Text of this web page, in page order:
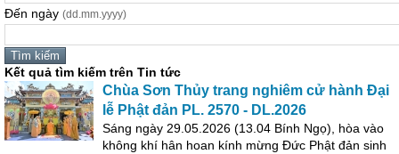
Đến ngày (dd.mm.yyyy)
Kết quả tìm kiếm trên Tin tức
Chùa Sơn Thủy trang nghiêm cử hành Đại
lễ Phật đản PL. 2570 - DL.2026
Sáng ngày 29.05.2026 (13.04 Bính Ngọ), hòa vào
không khí hân hoan kính mừng Đức Phật đản sinh